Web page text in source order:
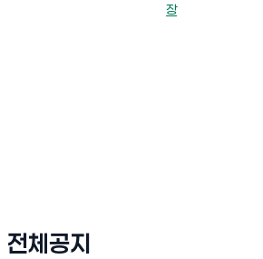
장
전체공지